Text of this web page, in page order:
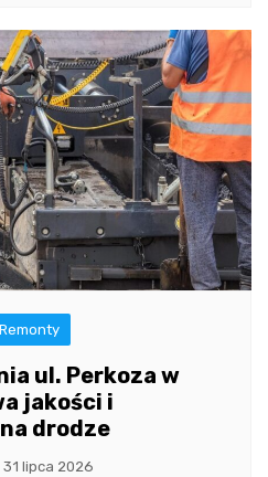
Remonty
ul. Perkoza w
jakości i
drodze
31 lipca 2026